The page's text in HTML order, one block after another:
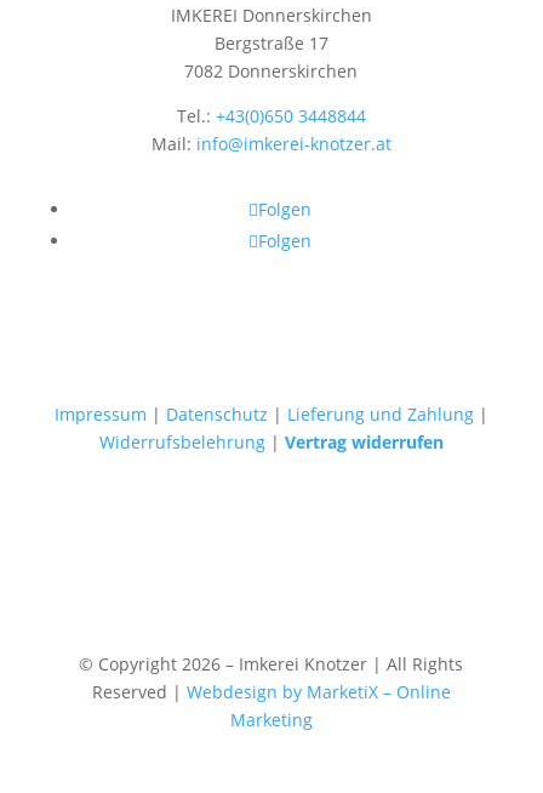
IMKEREI Donnerskirchen
Bergstraße 17
7082 Donnerskirchen
Tel.: +43(0)650 3448844
Mail: info@imkerei-knotzer.at
Folgen
Folgen
Impressum | Datenschutz | Lieferung und Zahlung|
Widerrufsbelehrung| Vertrag widerrufen
© Copyright 2026 – Imkerei Knotzer | All Rights
Reserved | Webdesign by MarketiX – Online
Marketing